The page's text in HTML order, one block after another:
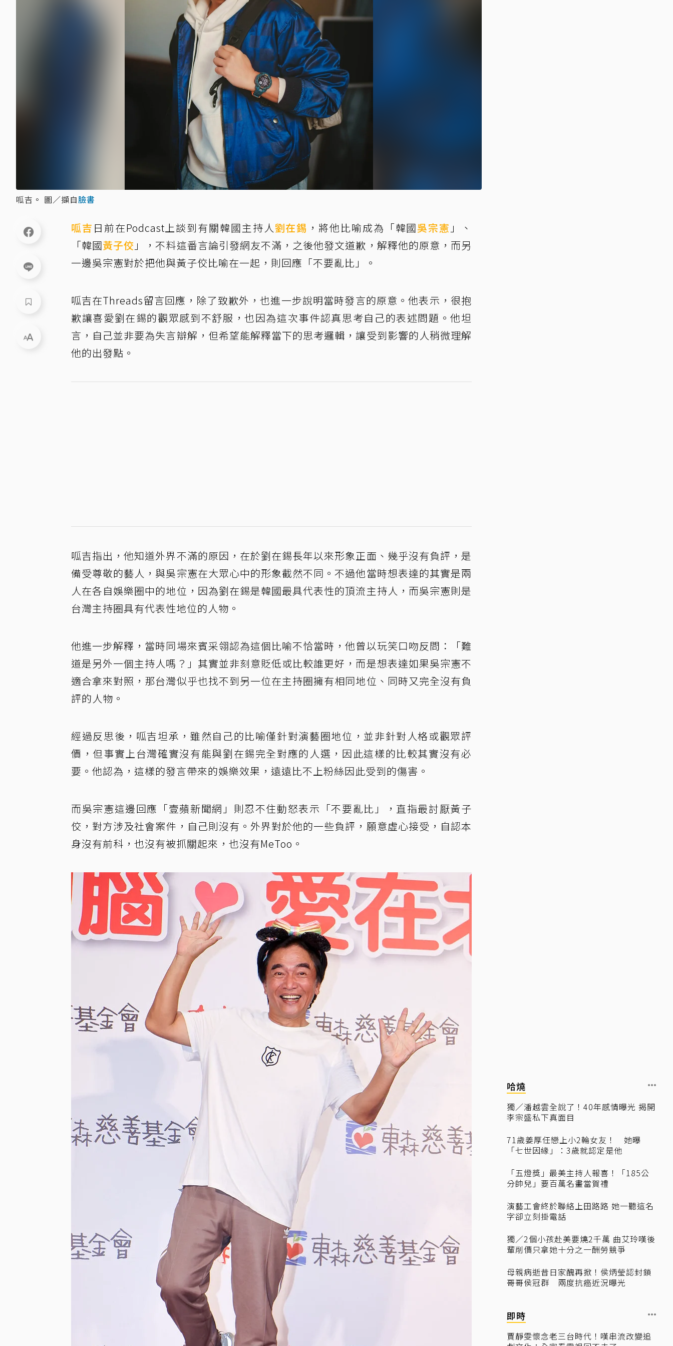
呱吉。 圖／擷自臉書
呱吉 日前在Podcast上談到有關韓國主持人劉在錫 ，將他比喻成為「韓國吳宗憲 」、
「韓國黃子佼 」，不料這番言論引發網友不滿，之後他發文道歉，解釋他的原意，而另
一邊吳宗憲對於把他與黃子佼比喻在一起，則回應「不要亂比」。
呱吉在Threads留言回應，除了致歉外，也進一步說明當時發言的原意。他表示，很抱
歉讓喜愛劉在錫的觀眾感到不舒服，也因為這次事件認真思考自己的表述問題。他坦
言，自己並非要為失言辯解，但希望能解釋當下的思考邏輯，讓受到影響的人稍微理解
他的出發點。
呱吉指出，他知道外界不滿的原因，在於劉在錫長年以來形象正面、幾乎沒有負評，是
備受尊敬的藝人，與吳宗憲在大眾心中的形象截然不同。不過他當時想表達的其實是兩
人在各自娛樂圈中的地位，因為劉在錫是韓國最具代表性的頂流主持人，而吳宗憲則是
台灣主持圈具有代表性地位的人物。
他進一步解釋，當時同場來賓采翎認為這個比喻不恰當時，他曾以玩笑口吻反問：「難
道是另外一個主持人嗎？」其實並非刻意貶低或比較誰更好，而是想表達如果吳宗憲不
適合拿來對照，那台灣似乎也找不到另一位在主持圈擁有相同地位、同時又完全沒有負
評的人物。
經過反思後，呱吉坦承，雖然自己的比喻僅針對演藝圈地位，並非針對人格或觀眾評
價，但事實上台灣確實沒有能與劉在錫完全對應的人選，因此這樣的比較其實沒有必
要。他認為，這樣的發言帶來的娛樂效果，遠遠比不上粉絲因此受到的傷害。
而吳宗憲這邊回應「壹蘋新聞網」則忍不住動怒表示「不要亂比」，直指最討厭黃子
佼，對方涉及社會案件，自己則沒有。外界對於他的一些負評，願意虛心接受，自認本
身沒有前科，也沒有被抓關起來，也沒有MeToo。
哈燒
獨／潘越雲全說了！40年感情曝光 揭開
李宗盛私下真面目
71歲姜厚任戀上小2輪女友！ 她曝
「七世因緣」：3歲就認定是他
「五燈獎」最美主持人報喜！「185公
分帥兒」要百萬名畫當賀禮
演藝工會終於聯絡上田路路 她一聽這名
字卻立刻掛電話
獨／2個小孩赴美要燒2千萬 曲艾玲嘆後
輩削價只拿她十分之一酬勞競爭
母親病逝昔日家醜再掀！侯炳瑩認封鎖
哥哥侯冠群 兩度抗癌近況曝光
即時
賈靜雯懷念老三台時代！嘆串流改變追